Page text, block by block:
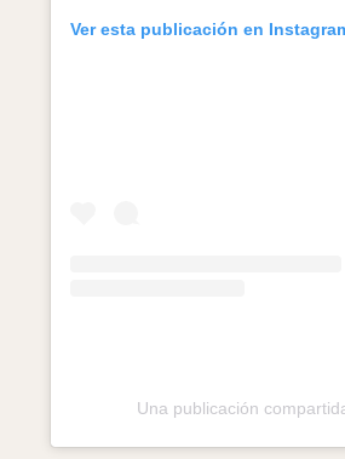
Ver esta publicación en
Una publicación